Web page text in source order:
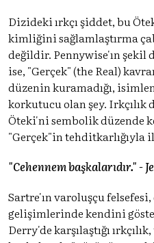
Dizideki ırkçı şiddet, bu
kimliğini sağlamlaştırma
değildir. Pennywise'ın şekil
ise, "Gerçek" (the Real)
düzenin kuramadığı,
korkutucu olan şey. Irkçılık
Öteki'ni sembolik düzende
"Gerçek"in tehditkarlığıyla
"Cehennem başkalarıdır." -
Sartre'ın varoluşçu
gelişimlerinde kendini
Derry'de karşılaştığı